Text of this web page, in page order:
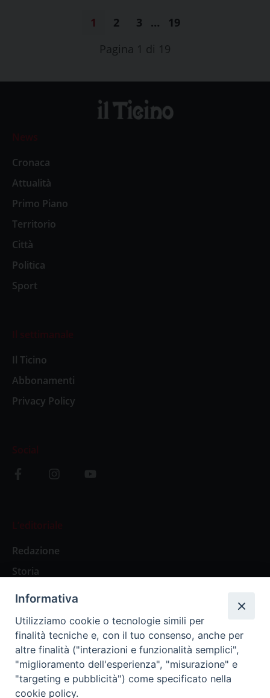
1 2 3 …
19
Pagina 1 di 19
News
Cronaca
Attualità
Primo Piano
Territorio
Città
Politica
Sport
Il settimanale
Il Ticino
Abbonamenti
Privacy Policy
Social
L’editoriale
Redazione
Storia
Abbonamenti
Abbonamento Annuale Digitale
Abbonamento Annuale Cartaceo
Abbonamento Singola Copia Digitale
Informativa
Utilizziamo cookie o tecnologie simili per
finalità tecniche e, con il tuo consenso, anche per
altre finalità ("interazioni e funzionalità semplici",
"miglioramento dell'esperienza", "misurazione" e
"targeting e pubblicità") come specificato nella
cookie policy.